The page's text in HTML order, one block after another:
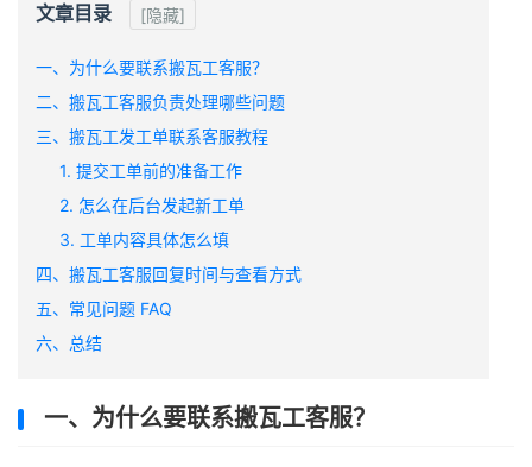
文章目录 [隐藏]
一、为什么要联系搬瓦工客服？
二、搬瓦工客服负责处理哪些问题
三、搬瓦工发工单联系客服教程
1. 提交工单前的准备工作
2. 怎么在后台发起新工单
3. 工单内容具体怎么填
四、搬瓦工客服回复时间与查看方式
五、常见问题 FAQ
六、总结
一、为什么要联系搬瓦工客服？